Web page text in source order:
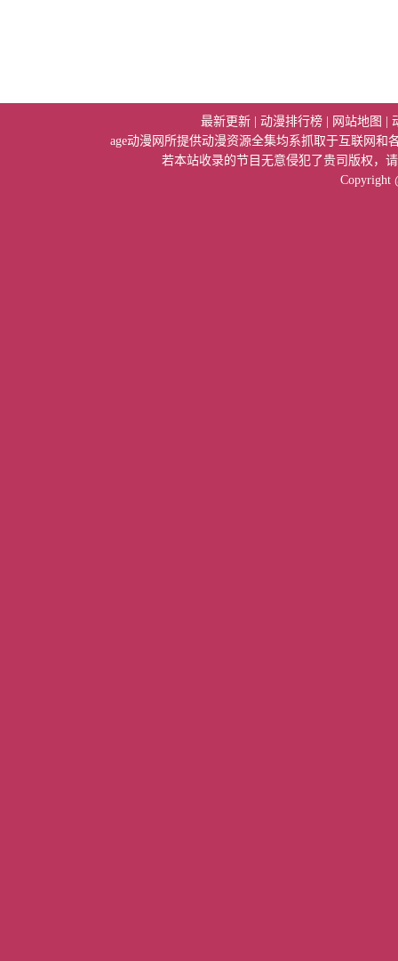
最新更新 动漫排行榜 网站地图
age动漫网所提供动漫资源全集均系抓取于互联网
若本站收录的节目无意侵犯了贵司版权，
Copyright